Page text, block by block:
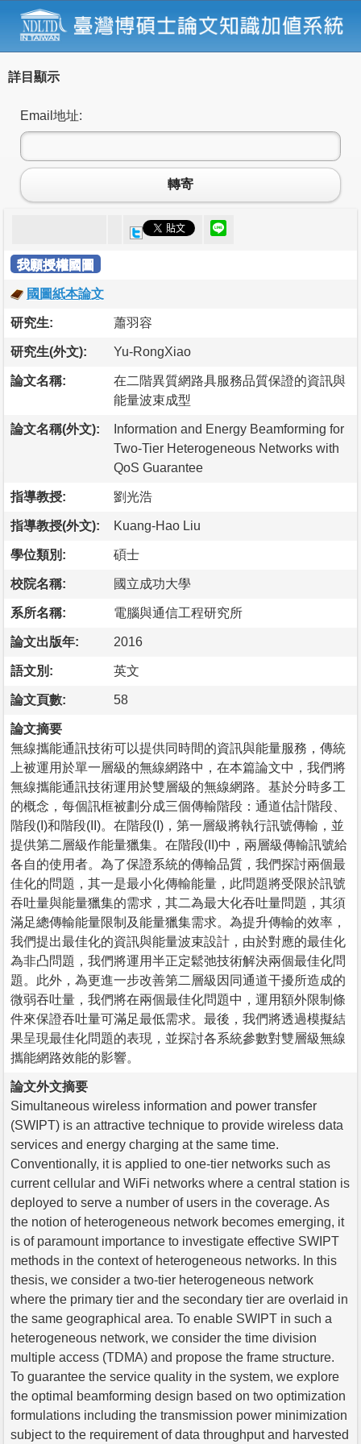
詳目顯示
Email地址:
轉寄
我願授權國圖
國圖紙本論文
研究生: 蕭羽容
研究生(外文): Yu-RongXiao
論文名稱:
在二階異質網路具服務品質保證的資訊與
能量波束成型
論文名稱(外文):
Information and Energy Beamforming for
Two-Tier Heterogeneous Networks with
QoS Guarantee
指導教授: 劉光浩
指導教授(外文): Kuang-Hao Liu
學位類別: 碩士
校院名稱: 國立成功大學
系所名稱: 電腦與通信工程研究所
論文出版年: 2016
語文別: 英文
論文頁數: 58
論文摘要
無線攜能通訊技術可以提供同時間的資訊與能量服務，傳統
上被運用於單一層級的無線網路中，在本篇論文中，我們將
無線攜能通訊技術運用於雙層級的無線網路。基於分時多工
的概念，每個訊框被劃分成三個傳輸階段：通道估計階段、
階段(I)和階段(II)。在階段(I)，第一層級將執行訊號傳輸，並
提供第二層級作能量獵集。在階段(II)中，兩層級傳輸訊號給
各自的使用者。為了保證系統的傳輸品質，我們探討兩個最
佳化的問題，其一是最小化傳輸能量，此問題將受限於訊號
吞吐量與能量獵集的需求，其二為最大化吞吐量問題，其須
滿足總傳輸能量限制及能量獵集需求。為提升傳輸的效率，
我們提出最佳化的資訊與能量波束設計，由於對應的最佳化
為非凸問題，我們將運用半正定鬆弛技術解決兩個最佳化問
題。此外，為更進一步改善第二層級因同通道干擾所造成的
微弱吞吐量，我們將在兩個最佳化問題中，運用額外限制條
件來保證吞吐量可滿足最低需求。最後，我們將透過模擬結
果呈現最佳化問題的表現，並探討各系統參數對雙層級無線
攜能網路效能的影響。
論文外文摘要
Simultaneous wireless information and power transfer
(SWIPT) is an attractive technique to provide wireless data
services and energy charging at the same time.
Conventionally, it is applied to one-tier networks such as
current cellular and WiFi networks where a central station is
deployed to serve a number of users in the coverage. As
the notion of heterogeneous network becomes emerging, it
is of paramount importance to investigate effective SWIPT
methods in the context of heterogeneous networks. In this
thesis, we consider a two-tier heterogeneous network
where the primary tier and the secondary tier are overlaid in
the same geographical area. To enable SWIPT in such a
heterogeneous network, we consider the time division
multiple access (TDMA) and propose the frame structure.
To guarantee the service quality in the system, we explore
the optimal beamforming design based on two optimization
formulations including the transmission power minimization
subject to the requirement of data throughput and harvested